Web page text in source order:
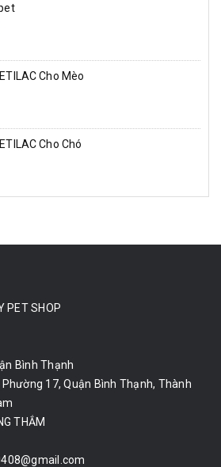
Cho Mèo
Cho Chó
PET SHOP
Bình Thạnh
17, Quận Bình Thạnh, Thành
THẮM